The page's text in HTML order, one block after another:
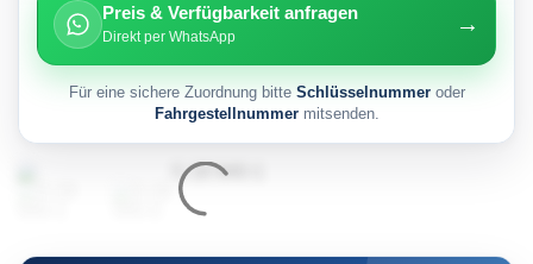
Preis & Verfügbarkeit anfragen
Direkt per WhatsApp →
Für eine sichere Zuordnung bitte Schlüsselnummeroder
Fahrgestellnummermitsenden.